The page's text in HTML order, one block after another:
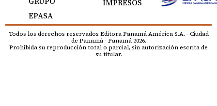
EPASA
IMPRESOS
Todos los derechos reservados Editora Panamá América S.A. - Ciudad
de Panamá - Panamá 2026.
Prohibida su reproducción total o parcial, sin autorización escrita de
su titular.